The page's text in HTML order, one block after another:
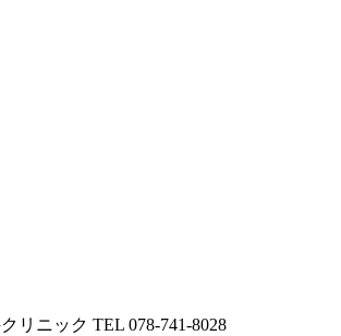
TEL 078-741-8028